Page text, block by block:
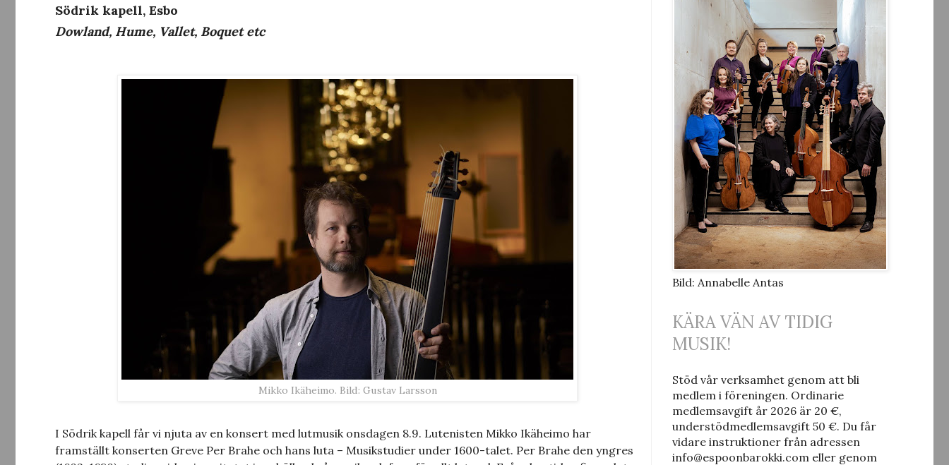
Södrik kapell, Esbo
Dowland, Hume, Vallet, Boquet etc
Mikko Ikäheimo. Bild: Gustav Larsson
I Södrik kapell får vi njuta av en konsert med lutmusik onsdagen 8.9. Lutenisten Mikko Ikäheimo har
framställt konserten Greve Per Brahe och hans luta – Musikstudier under 1600-talet. Per Brahe den yngres
Bild: Annabelle Antas
KÄRA VÄN AV TIDIG
MUSIK!
Stöd vår verksamhet genom att bli
medlem i föreningen. Ordinarie
medlemsavgift år 2026 är 20 €,
understödmedlemsavgift 50 €. Du får
vidare instruktioner från adressen
info@espoonbarokki.com eller genom